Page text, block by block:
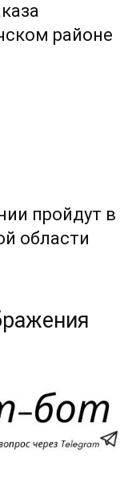
районе
пройдут в
области